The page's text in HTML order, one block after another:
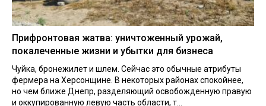
Прифронтовая жатва: уничтоженный урожай,
покалеченные жизни и убытки для бизнеса
Чуйка, бронежилет и шлем. Сейчас это обычные атрибуты
фермера на Херсонщине. В некоторых районах спокойнее,
но чем ближе Днепр, разделяющий освобожденную правую
и оккупированную левую часть области, т...